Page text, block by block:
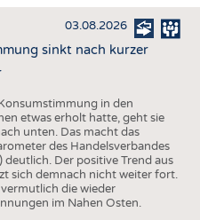
STATISTICS
TERMINE
03.08.2026
sinkt nach kurzer
in den
etwas erholt hatte, geht sie
unten. Das macht das
des Handelsverbandes
deutlich. Der positive Trend aus
sich demnach nicht weiter fort.
die wieder
im Nahen Osten.